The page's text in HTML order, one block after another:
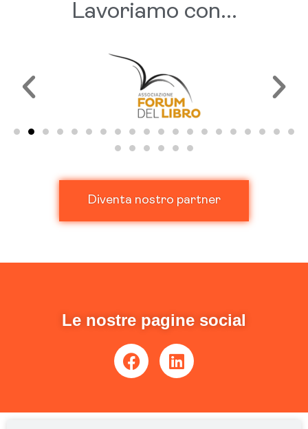
Lavoriamo con...
Diventa nostro partner
Le nostre pagine social